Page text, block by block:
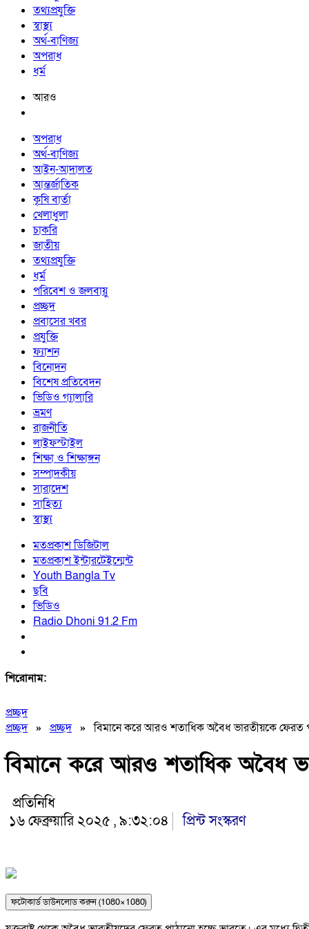
তথ্যপ্রযুক্তি
স্বাস্থ্য
অর্থ-বাণিজ্য
অপরাধ
ধর্ম
আরও
অপরাধ
অর্থ-বাণিজ্য
আইন-আদালত
আন্তর্জাতিক
কৃষি বার্তা
খেলাধুলা
চাকরি
জাতীয়
তথ্যপ্রযুক্তি
ধর্ম
পরিবেশ ও জলবায়ু
প্রচ্ছদ
প্রবাসের খবর
প্রযুক্তি
ফ্যাশন
বিনোদন
বিশেষ প্রতিবেদন
ভিডিও গ্যালারি
ভ্রমণ
রাজনীতি
লাইফস্টাইল
শিক্ষা ও শিক্ষাঙ্গন
সম্পাদকীয়
সারাদেশ
সাহিত্য
স্বাস্থ্য
মতপ্রকাশ ডিজিটাল
মতপ্রকাশ ইন্টারটেইন্মেন্ট
Youth Bangla Tv
ছবি
ভিডিও
Radio Dhoni 91.2 Fm
শিরোনাম:
প্রচ্ছদ
প্রচ্ছদ» প্রচ্ছদ»বিমানে করে আরও শতাধিক অবৈধ ভারতীয়কে ফেরত
বিমানে করে আরও শতাধিক অবৈধ
প্রতিনিধি
১৬ ফেব্রুয়ারি ২০২৫ , ৯:৩২:০৪
প্রিন্ট সংস্করণ
ফটোকার্ড ডাউনলোড করুন (1080×1080)